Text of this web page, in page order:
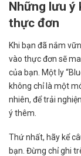
Những lưu ý
thực đơn
Khi bạn đã nắm
vào thực đơn sẽ
của bạn. Một ly
không chỉ là một
nhiên, để trải
ý thêm.
Thứ nhất, hãy kể
bạn. Đừng chỉ ghi